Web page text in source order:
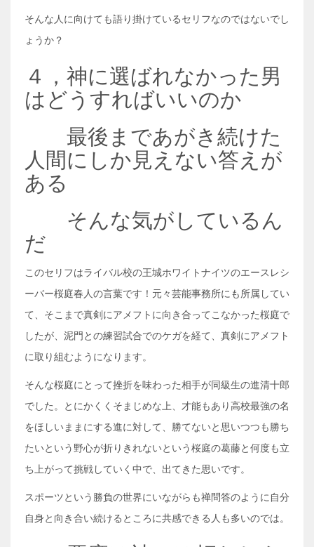
そんな人に向けても語り掛けているセリフなのではないでし
ょうか？
４，神に選ばれなかった男
はどうすればいいのか
最後まであがき続けた
人間にしか見えない答えが
ある
そんな気がしているん
だ
このセリフはライバル校の王城ホワイトナイツのエースレシ
ーバー桜庭春人の言葉です！元々芸能事務所にも所属してい
て、そこまで真剣にアメフトに向き合ってこなかった桜庭で
したが、泥門との練習試合でのケガを経て、真剣にアメフト
に取り組むようになります。
そんな桜庭にとって挫折を味わった相手が同級生の進清十郎
でした。とにかくくそまじめな上、才能もあり高校最強の名
をほしいままにする進に対して、勝てないと思いつつも勝ち
たいという野心が折りきれないという桜庭の葛藤と何度も立
ち上がって挑戦していく中で、出てきた思いです。
スポーツという勝負の世界にいながらも禅問答のように自分
自身と向き合い続けるところに共感できる人も多いのでは。